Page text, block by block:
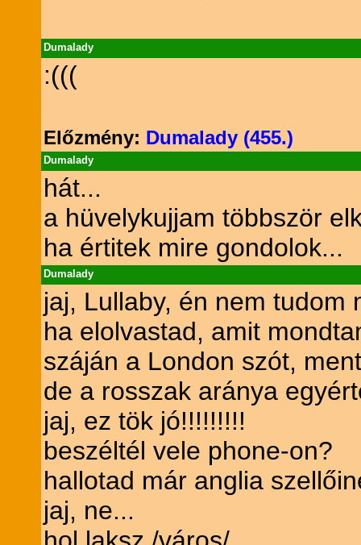
Dumalady
:(((
Előzmény: Dumalady (455.)
Dumalady
hát...
a hüvelykujjam többször
ha értitek mire gondolok...
Dumalady
jaj, Lullaby, én nem tudom
ha elolvastad, amit
száján a London szót,
de a rosszak aránya
jaj, ez tök jó!!!!!!!!!
beszéltél vele phone-on?
hallotad már anglia
jaj, ne...